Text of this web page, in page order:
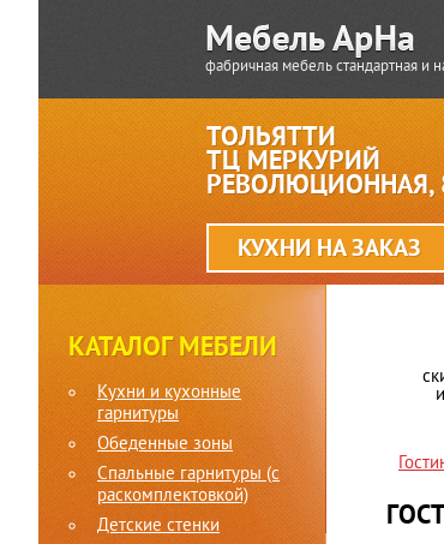
фабричная мебель стандартная и
ТОЛЬЯТТИ
ТЦ МЕРКУРИЙ
РЕВОЛЮЦИОННАЯ,
КУХНИ НА ЗАКАЗ
КАТАЛОГ МЕБЕЛИ
Кухни и кухонные
гарнитуры
Обеденные зоны
Спальные гарнитуры (c
раскомплектовкой)
Детские стенки